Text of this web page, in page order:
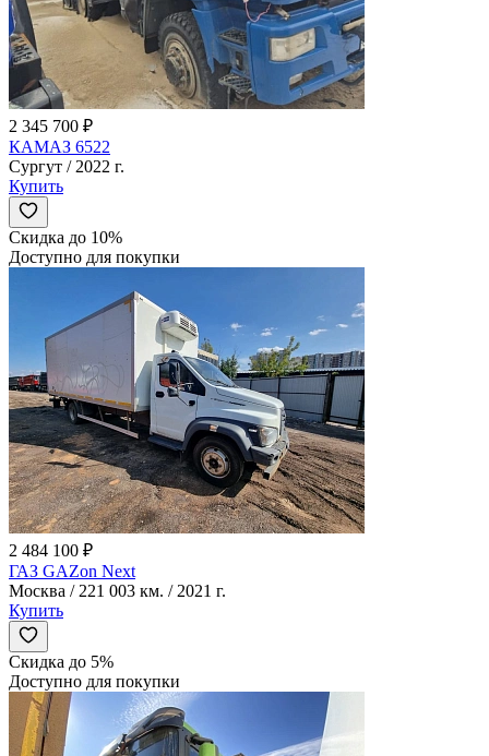
2 345 700 ₽
КАМАЗ 6522
Сургут / 2022 г.
Купить
Скидка до 10%
Доступно для покупки
2 484 100 ₽
ГАЗ GAZon Next
Москва / 221 003 км. / 2021 г.
Купить
Скидка до 5%
Доступно для покупки